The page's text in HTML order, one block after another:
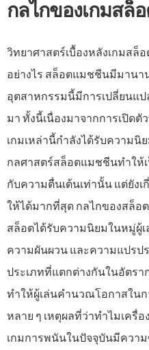
กลไกของเกมสล็
วิทยาศาสตร์เบื้องหลังเกมส
อย่างไร สล็อตแมชชีนมีมานา
อุตสาหกรรมนี้มีการเปลี่ยนแ
มา ทั้งนี้เนื่องมาจากการเปิด
เกมเหล่านี้กำลังได้รับความ
กลศาสตร์สล็อตแมชชีนทำให้
กับความตื่นเต้นเท่านั้น แต่ยัง
ให้ได้มากที่สุด กลไกของสล็อ
สล็อตได้รับความนิยมในหมู่ผู้
ความผันผวน และความแปร
ประเภทที่แตกต่างกันในอัตรา
ทำให้ผู้เล่นคำนวณโอกาสใน
หลาย ๆ เหตุผลที่ว่าทำไมเครื่
เกมการพนันในปัจจุบันมีควา